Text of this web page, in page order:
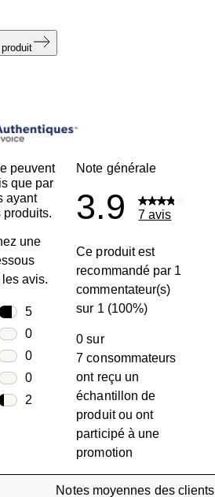
peuvent
que par
ayant
produits.
une
avis.
5
5 avis avec 5 étoiles.
0
0 avis avec 4 étoiles.
0
0 avis avec 3 étoiles.
0
0 avis avec 2 étoiles.
2
2 avis avec 1 étoile.
Note générale
3.9 7 avis
Ce produit est
recommandé par 1
commentateur(s)
sur 1 (100%)
0 sur
7 consommateurs
ont reçu un
échantillon de
produit ou ont
participé à une
promotion
Notes moyennes des clients